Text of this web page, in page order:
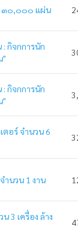
๓๐,๐๐๐ แผ่น
: กิจกการนัก
"
: กิจกการนัก
"
อร์ จำนวน 6
นวน 1 งาน
3 เครื่อง ล้าง